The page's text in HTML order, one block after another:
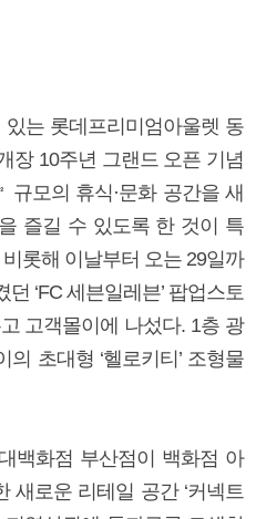
는 롯데프리미엄아울렛 동
장 10주년 그랜드 오픈 기념
규모의 휴식·문화 공간을 새
즐길 수 있도록 한 것이 특
비롯해 이날부터 오는 29일까
‘FC 세븐일레븐’ 팝업스토
고객몰이에 나섰다. 1층 광
의 초대형 ‘헬로키티’ 조형물
백화점 부산점이 백화점 아
새로운 리테일 공간 ‘커넥트